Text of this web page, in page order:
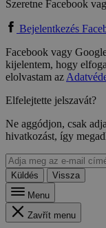
Szeretne Facebook
Bejelentkezés
Facebook vagy
kijelentem, hogy
elolvastam az
Elfelejtette jelszavát?
Ne aggódjon, csak
hivatkozást, így
Küldés
Vissza
Menu
Zavřít menu